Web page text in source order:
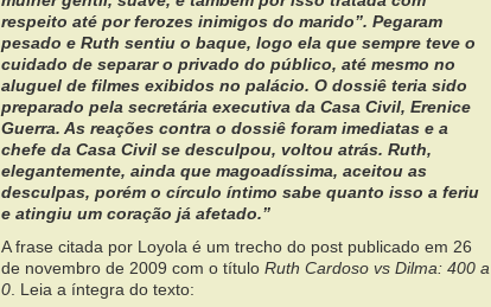
respeito até por ferozes inimigos do marido”. Pegaram
pesado e Ruth sentiu o baque, logo ela que sempre teve o
cuidado de separar o privado do público, até mesmo no
aluguel de filmes exibidos no palácio. O dossiê teria sido
preparado pela secretária executiva da Casa Civil, Erenice
Guerra. As reações contra o dossiê foram imediatas e a
chefe da Casa Civil se desculpou, voltou atrás. Ruth,
elegantemente, ainda que magoadíssima, aceitou as
desculpas, porém o círculo íntimo sabe quanto isso a feriu
e atingiu um coração já afetado.”
A frase citada por Loyola é um trecho do post publicado em 26
de novembro de 2009 com o título Ruth Cardoso vs Dilma: 400 a
0 . Leia a íntegra do texto: